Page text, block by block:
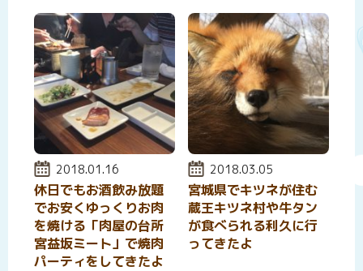
投稿日:
2018.01.16
休日でもお酒飲み放題
でお安くゆっくりお肉
を焼ける「肉屋の台所
宮益坂ミート」で焼肉
パーティをしてきたよ
投稿日:
2018.03.05
宮城県でキツネが住む
蔵王キツネ村や牛タン
が食べられる利久に行
ってきたよ